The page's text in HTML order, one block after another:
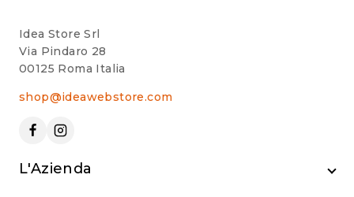
Idea Store Srl
Via Pindaro 28
00125 Roma Italia
shop@ideawebstore.com
L'Azienda